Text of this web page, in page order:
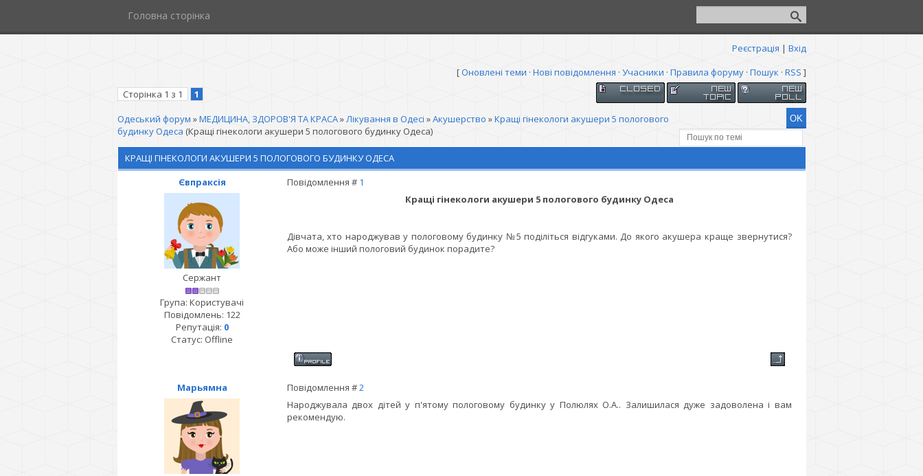
Головна сторінка
Реєстрація | Вхід
[Оновлені теми · Нові повідомлення · Учасники · Правила форуму· Пошук · RSS ]
Сторінка 1 з 1
1
Одеський форум »МЕДИЦИНА, ЗДОРОВ'Я ТА КРАСА»Лікування в Одесі »Акушерство »Кращі гінекологи акушери 5 пологового
будинку Одеса (Кращі гінекологи акушери 5 пологового будинку Одеса)
КРАЩІ ГІНЕКОЛОГИ АКУШЕРИ 5 ПОЛОГОВОГО БУДИНКУ ОДЕСА
Євпраксія
Повідомлення # 1
Сержант
Група: Користувачі
Повідомлень: 122
Репутація: 0
Статус: Offline
Кращі гінекологи акушери 5 пологового будинку Одеса
Дівчата, хто народжував у пологовому будинку №5 поділіться відгуками. До якого акушера краще звернутися?
Або може інший пологовий будинок порадите?
Марьямна Повідомлення #2
Народжувала двох дітей у п'ятому пологовому будинку у Полюлях О.А.. Залишилася дуже задоволена і вам
рекомендую.